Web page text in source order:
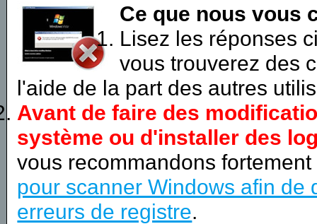
Ce que nous vous
Lisez les réponses
vous trouverez des
l'aide de la part des autres
Avant de faire des
système ou d'installer des
vous recommandons
pour scanner Windows afin de
erreurs de registre.